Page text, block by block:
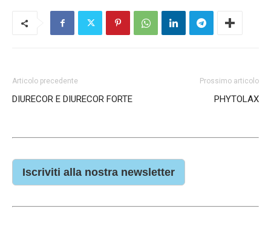
Articolo precedente
DIURECOR E DIURECOR FORTE
Prossimo articolo
PHYTOLAX
Iscriviti alla nostra newsletter